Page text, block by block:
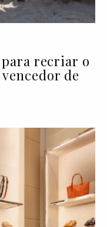
para recriar o
de